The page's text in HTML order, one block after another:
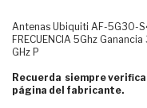
Antenas Ubiquiti AF-5G30-
FRECUENCIA 5Ghz
GHz P
Recuerda siempre
página del fabricante.